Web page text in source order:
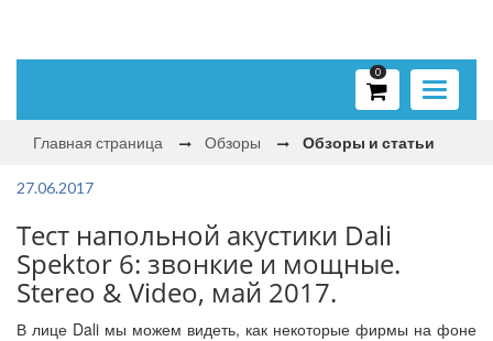
Toggle
0
Главная страница Обзоры Обзоры и статьи
27.06.2017
Тест напольной акустики Dali
Spektor 6: звонкие и мощные.
Stereo & Video, май 2017.
В лице Dali мы можем видеть, как некоторые фирмы на фоне